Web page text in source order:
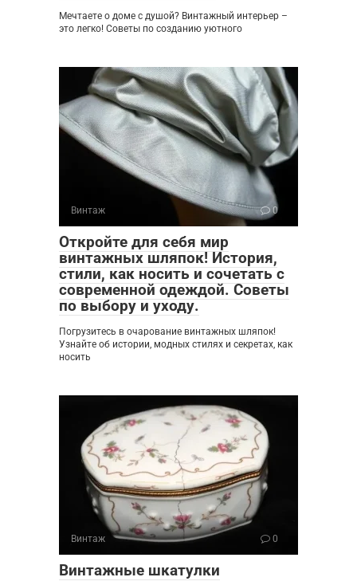
Мечтаете о доме с душой? Винтажный интерьер –
это легко! Советы по созданию уютного
Винтаж 0
Откройте для себя мир
винтажных шляпок! История,
стили, как носить и сочетать с
современной одеждой. Советы
по выбору и уходу.
Погрузитесь в очарование винтажных шляпок!
Узнайте об истории, модных стилях и секретах, как
носить
Винтаж 0
Винтажные шкатулки